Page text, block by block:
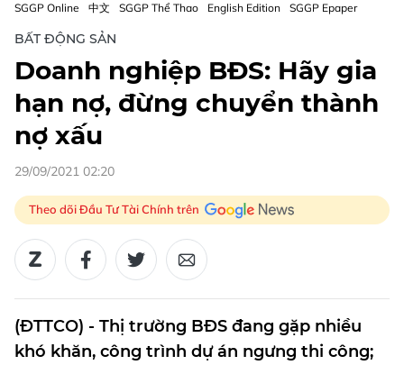
SGGP Online 中文 SGGP Thể Thao English Edition SGGP Epaper
BẤT ĐỘNG SẢN
Doanh nghiệp BĐS: Hãy gia
hạn nợ, đừng chuyển thành
nợ xấu
29/09/2021 02:20
Theo dõi Đầu Tư Tài Chính trên
(ĐTTCO) - Thị trường BĐS đang gặp nhiều
khó khăn, công trình dự án ngưng thi công;